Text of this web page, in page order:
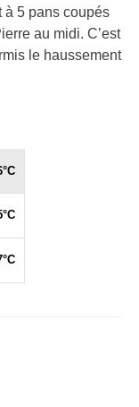
à 5 pans coupés
au midi. C’est
le haussement